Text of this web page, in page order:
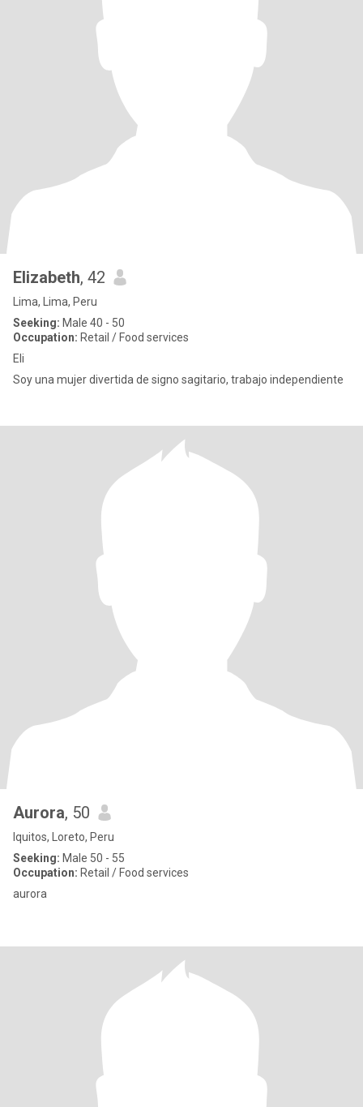
Elizabeth, 42
Lima, Lima, Peru
Seeking: Male 40 - 50
Occupation: Retail / Food services
Eli
Soy una mujer divertida de signo sagitario, trabajo independiente
Aurora, 50
Iquitos, Loreto, Peru
Seeking: Male 50 - 55
Occupation: Retail / Food services
aurora